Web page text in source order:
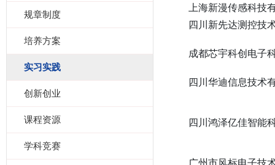
规章制度
培养方案
实习实践
创新创业
课程资源
学科竞赛
上海新漫传感科技
四川新先达测控技
成都芯宇科创电子
四川华迪信息技术
四川鸿泽亿佳智能